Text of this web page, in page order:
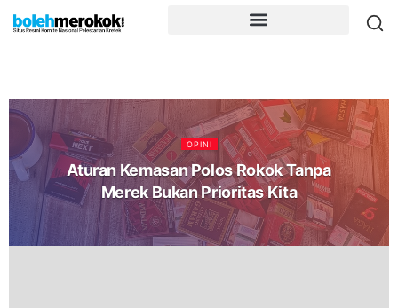
OPINI
Aturan Kemasan Polos Rokok Tanpa
Merek Bukan Prioritas Kita